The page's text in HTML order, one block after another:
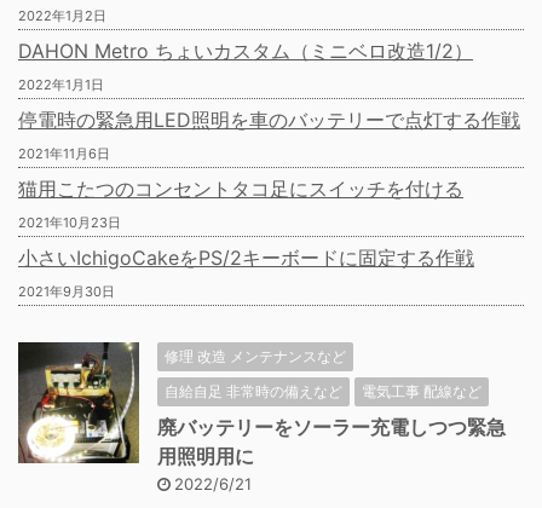
2022年1月2日
DAHON Metro ちょいカスタム（ミニベロ改造1/2）
2022年1月1日
停電時の緊急用LED照明を車のバッテリーで点灯する作戦
2021年11月6日
猫用こたつのコンセントタコ足にスイッチを付ける
2021年10月23日
小さいIchigoCakeをPS/2キーボードに固定する作戦
2021年9月30日
修理 改造 メンテナンスなど
自給自足 非常時の備えなど
電気工事 配線など
廃バッテリーをソーラー充電しつつ緊急
用照明用に
2022/6/21